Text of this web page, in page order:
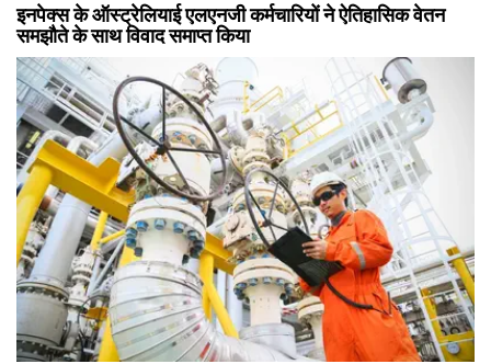
इनपेक्स के ऑस्ट्रेलियाई एलएनजी कर्मचारियों ने ऐतिहासिक वेतन
समझौते के साथ विवाद समाप्त किया